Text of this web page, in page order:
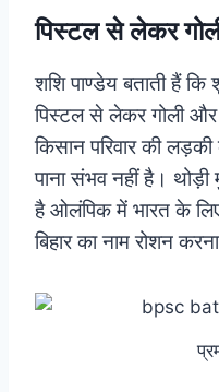
पिस्टल से लेकर
शशि पाण्डेय बताती हैं
पिस्टल से लेकर गोली और
किसान परिवार की
पाना संभव नहीं है।
है ओलंपिक में भारत के
बिहार का नाम रोशन